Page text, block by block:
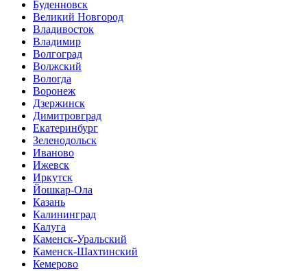
Буденновск
Великий Новгород
Владивосток
Владимир
Волгоград
Волжский
Вологда
Воронеж
Дзержинск
Димитровград
Екатеринбург
Зеленодольск
Иваново
Ижевск
Иркутск
Йошкар-Ола
Казань
Калининград
Калуга
Каменск-Уральский
Каменск-Шахтинский
Кемерово